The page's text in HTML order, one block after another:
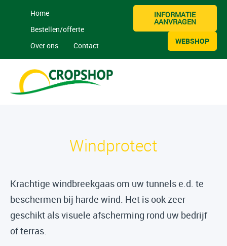
Home
Bestellen/offerte
Over ons
Contact
INFORMATIE
AANVRAGEN
WEBSHOP
Windprotect
Krachtige windbreekgaas om uw tunnels e.d. te
beschermen bij harde wind. Het is ook zeer
geschikt als visuele afscherming rond uw bedrijf
of terras.